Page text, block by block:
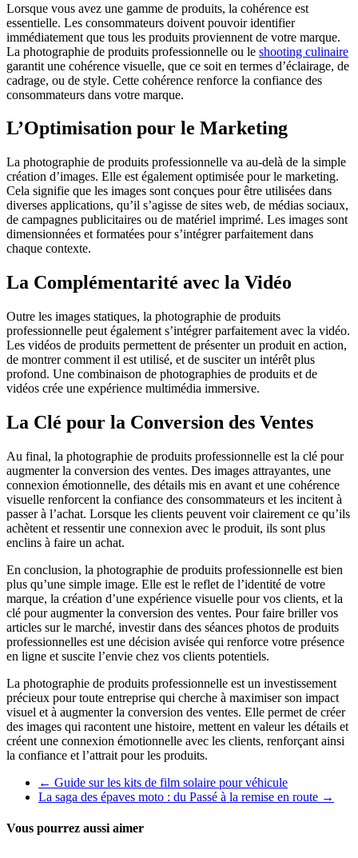
Lorsque vous avez une gamme de produits, la cohérence est
essentielle. Les consommateurs doivent pouvoir identifier
immédiatement que tous les produits proviennent de votre marque.
La photographie de produits professionnelle ou le shooting culinaire
garantit une cohérence visuelle, que ce soit en termes d’éclairage, de
cadrage, ou de style. Cette cohérence renforce la confiance des
consommateurs dans votre marque.
L’Optimisation pour le Marketing
La photographie de produits professionnelle va au-delà de la simple
création d’images. Elle est également optimisée pour le marketing.
Cela signifie que les images sont conçues pour être utilisées dans
diverses applications, qu’il s’agisse de sites web, de médias sociaux,
de campagnes publicitaires ou de matériel imprimé. Les images sont
dimensionnées et formatées pour s’intégrer parfaitement dans
chaque contexte.
La Complémentarité avec la Vidéo
Outre les images statiques, la photographie de produits
professionnelle peut également s’intégrer parfaitement avec la vidéo.
Les vidéos de produits permettent de présenter un produit en action,
de montrer comment il est utilisé, et de susciter un intérêt plus
profond. Une combinaison de photographies de produits et de
vidéos crée une expérience multimédia immersive.
La Clé pour la Conversion des Ventes
Au final, la photographie de produits professionnelle est la clé pour
augmenter la conversion des ventes. Des images attrayantes, une
connexion émotionnelle, des détails mis en avant et une cohérence
visuelle renforcent la confiance des consommateurs et les incitent à
passer à l’achat. Lorsque les clients peuvent voir clairement ce qu’ils
achètent et ressentir une connexion avec le produit, ils sont plus
enclins à faire un achat.
En conclusion, la photographie de produits professionnelle est bien
plus qu’une simple image. Elle est le reflet de l’identité de votre
marque, la création d’une expérience visuelle pour vos clients, et la
clé pour augmenter la conversion des ventes. Pour faire briller vos
articles sur le marché, investir dans des séances photos de produits
professionnelles est une décision avisée qui renforce votre présence
en ligne et suscite l’envie chez vos clients potentiels.
La photographie de produits professionnelle est un investissement
précieux pour toute entreprise qui cherche à maximiser son impact
visuel et à augmenter la conversion des ventes. Elle permet de créer
des images qui racontent une histoire, mettent en valeur les détails et
créent une connexion émotionnelle avec les clients, renforçant ainsi
la confiance et l’attrait pour les produits.
← Guide sur les kits de film solaire pour véhicule
La saga des épaves moto : du Passé à la remise en route →
Vous pourrez aussi aimer